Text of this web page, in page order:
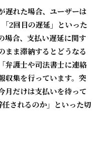
遅れた場合、ユーザーは
「2回目の遅延」といった
場合、支払い遅延に関す
まま滞納するとどうなる
弁護士や司法書士に連絡
収集を行っています。突
月だけは支払いを待って
されるのか」といった切